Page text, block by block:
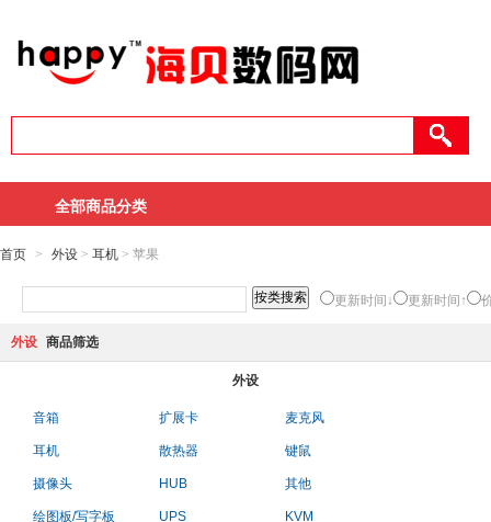
全部商品分类
首页 > 外设 > 耳机 > 苹果
更新时间↓ 更新时间↑
外设 商品筛选
外设
音箱 扩展卡 麦克风
耳机 散热器 键鼠
摄像头 HUB 其他
绘图板/写字板 UPS KVM